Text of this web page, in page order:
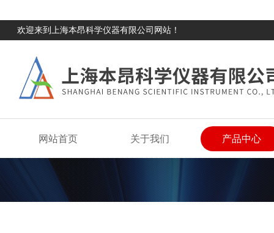
欢迎来到上海本昂科学仪器有限公司网站！
网站首页 关于我们 产品中心